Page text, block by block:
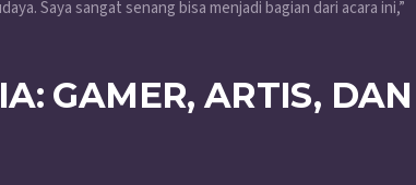
Saya sangat senang bisa menjadi bagian dari acara ini,”
GAMER, ARTIS, DAN